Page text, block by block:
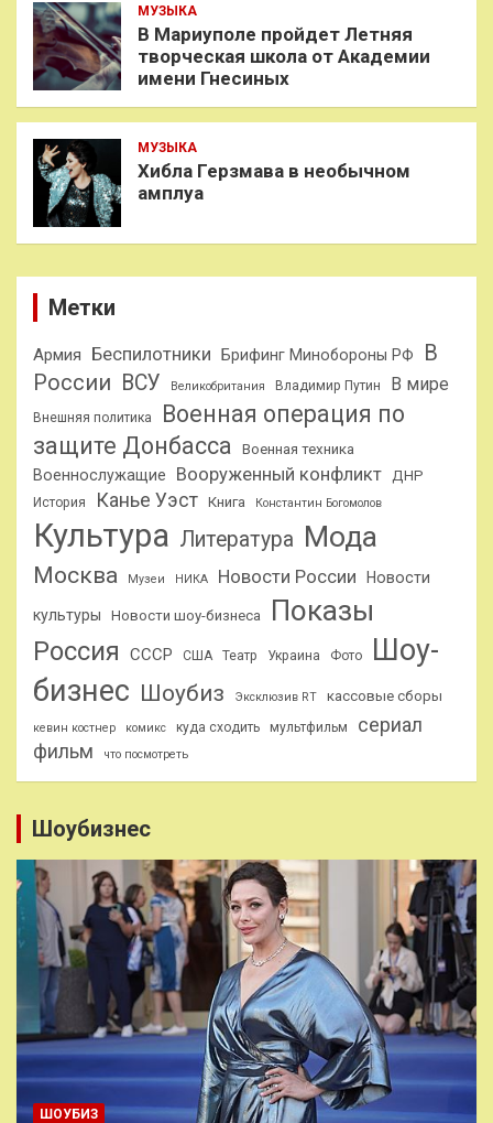
МУЗЫКА
В Мариуполе пройдет Летняя
творческая школа от Академии
имени Гнесиных
МУЗЫКА
Хибла Герзмава в необычном
амплуа
Метки
Армия Беспилотники Брифинг Минобороны РФ
В
России ВСУ Великобритания Владимир Путин В мире
Внешняя политика
Военная операция по
защите Донбасса
Военная техника
Военнослужащие Вооруженный конфликт ДНР
История Канье Уэст Книга Константин Богомолов
Культура Литература Мода
Москва Музеи НИКА Новости России Новости
культуры Новости шоу-бизнеса Показы
Россия СССР США Театр Украина Фото
Шоу-
бизнес Шоубиз Эксклюзив RT кассовые сборы
кевин костнер комикс куда сходить мультфильм
сериал
фильм
что посмотреть
Шоубизнес
ШОУБИЗ